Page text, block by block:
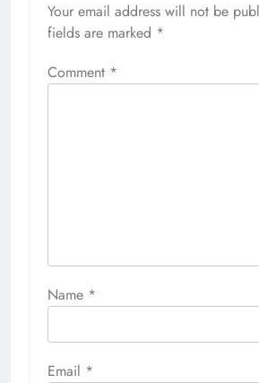
Your email address will not be
fields are marked *
Comment *
Name *
Email *